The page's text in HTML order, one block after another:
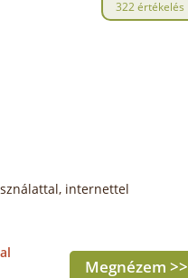
322 értékelés
internettel
Megnézem >>